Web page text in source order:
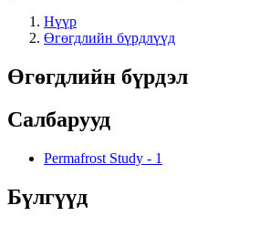
Нүүр
Өгөгдлийн бүрдлүүд
Өгөгдлийн бүрдэл
Салбарууд
Permafrost Study - 1
Бүлгүүд